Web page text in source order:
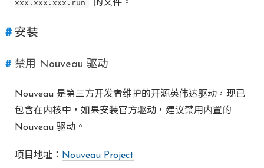
xxx.xxx.xxx.run
的文件。
安装
禁用 Nouveau 驱动
Nouveau 是第三方开发者维护的开源英伟达驱动，现已
包含在内核中，如果安装官方驱动，建议禁用内置的
Nouveau 驱动。
项目地址： Nouveau Project